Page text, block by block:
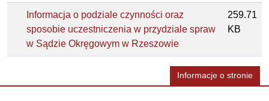
Informacja o podziale czynności oraz
sposobie uczestniczenia w przydziale spraw
w Sądzie Okręgowym w Rzeszowie
259.71
KB
Informacje o stronie